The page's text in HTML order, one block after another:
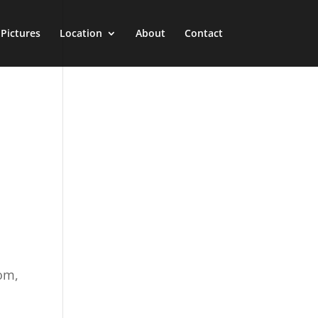
Pictures Location About Contact